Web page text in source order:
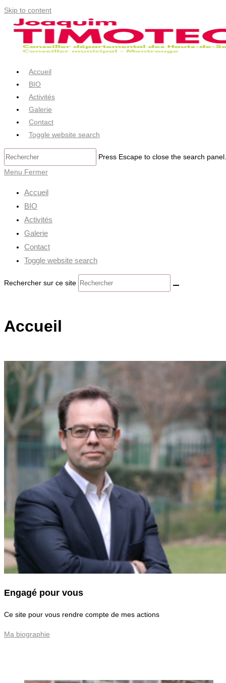
Skip to content
Accueil
BIO
Activités
Galerie
Contact
Toggle website search
Press Escape to close the search panel.
Menu Fermer
Accueil
BIO
Activités
Galerie
Contact
Toggle website search
Rechercher sur ce site
Accueil
Engagé pour vous
Ce site pour vous rendre compte de mes actions
Ma biographie